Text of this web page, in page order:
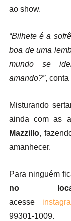
ao show.
“Bilhete é a
boa de uma
mundo se
amando?”, conta
Misturando
ainda com as
Mazzillo,
amanhecer.
Para ninguém
no
acesse
99301-1009.